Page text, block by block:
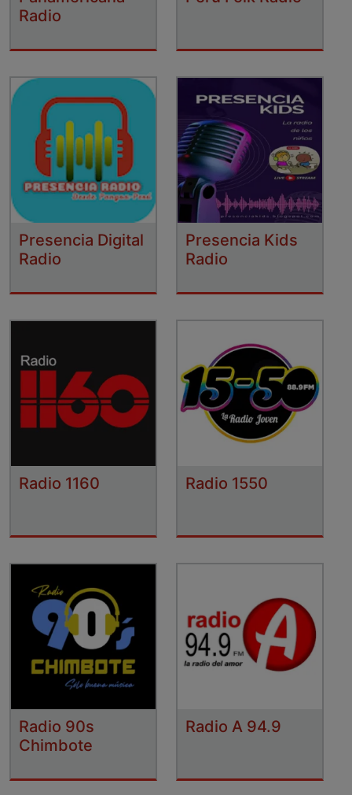
Radio
Presencia Digital
Radio
Presencia Kids
Radio
Radio 1160 Radio 1550
Radio 90s
Chimbote
Radio A 94.9